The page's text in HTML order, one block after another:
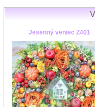
Jesenný veniec Z401